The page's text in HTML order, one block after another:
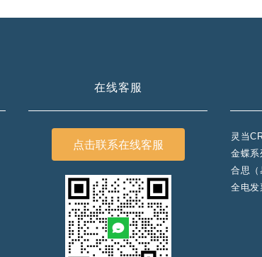
在线客服
点击联系在线客服
灵当
金蝶系
合思（
全电发